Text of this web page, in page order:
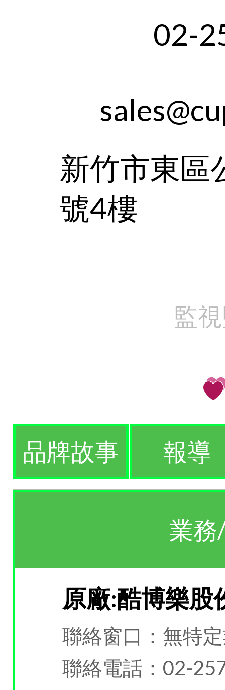
02-
新竹市東區
號4樓
監
品牌故事 報導
業務
原廠:酷博樂股
聯絡窗口：無特
聯絡電話：02-